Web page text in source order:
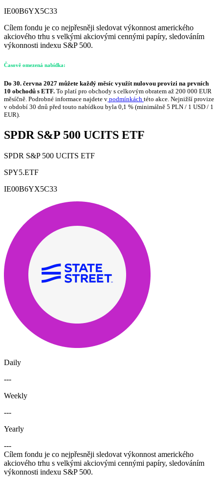
IE00B6YX5C33
Cílem fondu je co nejpřesněji sledovat výkonnost amerického
akciového trhu s velkými akciovými cennými papíry, sledováním
výkonnosti indexu S&P 500.
Časově omezená nabídka:
Do 30. června 2027 můžete každý měsíc využít nulovou provizi na prvních
10 obchodů s ETF. To platí pro obchody s celkovým obratem až 200 000 EUR
měsíčně. Podrobné informace najdete v podmínkách této akce. Nejnižší provize
v období 30 dnů před touto nabídkou byla 0,1 % (minimálně 5 PLN / 1 USD / 1
EUR).
SPDR S&P 500 UCITS ETF
SPDR S&P 500 UCITS ETF
SPY5.ETF
IE00B6YX5C33
Daily
---
Weekly
---
Yearly
---
Cílem fondu je co nejpřesněji sledovat výkonnost amerického
akciového trhu s velkými akciovými cennými papíry, sledováním
výkonnosti indexu S&P 500.